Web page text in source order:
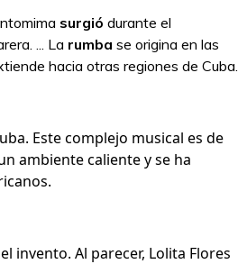
surgió durante el
... La rumba se origina en las
hacia otras regiones de Cuba.
Este complejo musical es de
ambiente caliente y se ha
invento. Al parecer, Lolita Flores